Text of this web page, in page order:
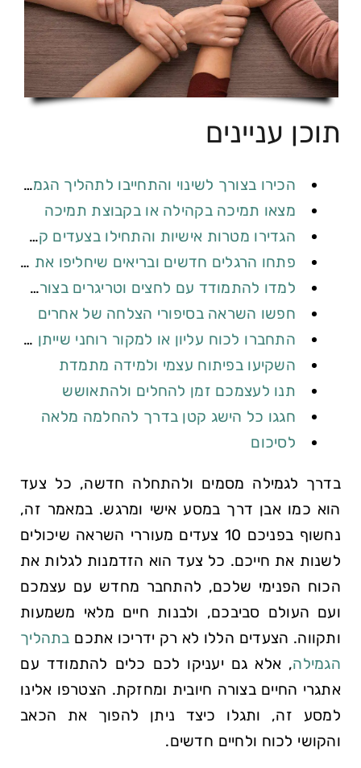
תוכן עניינים
הכירו בצורך לשינוי והתחייבו לתהליך הגמילה
מצאו תמיכה בקהילה או בקבוצת תמיכה
הגדירו מטרות אישיות והתחילו בצעדים קטנים
פתחו הרגלים חדשים ובריאים שיחליפו את‌ ההתמכרות
למדו להתמודד עם⁣ לחצים​ וטריגרים בצורה חיובית
חפשו השראה בסיפורי הצלחה של אחרים
התחברו ⁣לכוח⁢ עליון או למקור ‌רוחני שייתן⁣ לכם ‌כוח
השקיעו ‌בפיתוח עצמי ולמידה⁣ מתמדת
תנו לעצמכם זמן להחלים ולהתאושש
חגגו ‌כל הישג קטן ​בדרך ⁤להחלמה ⁣מלאה
לסיכום
בדרך‌ לגמילה‌ מסמים ולהתחלה חדשה, כל צעד
⁢הוא כמו ⁢אבן דרך במסע אישי ומרגש. במאמר זה,‍
נחשוף ⁤בפניכם ⁣10 צעדים ‍מעוררי⁢ השראה שיכולים
לשנות את חייכם. כל​ צעד הוא הזדמנות לגלות את
הכוח הפנימי שלכם, להתחבר מחדש עם עצמכם
ועם העולם סביבכם, ולבנות חיים מלאי משמעות
ותקווה.⁣ הצעדים ⁣הללו לא רק⁣ ידריכו אתכם ⁤ בתהליך
הגמילה, אלא‍ גם יעניקו לכם כלים להתמודד עם⁤
אתגרי החיים בצורה חיובית ומחזקת. ⁣הצטרפו אלינו
למסע⁣ זה, ותגלו כיצד ניתן ⁤להפוך את הכאב
והקושי⁣ לכוח ולחיים⁢ חדשים.